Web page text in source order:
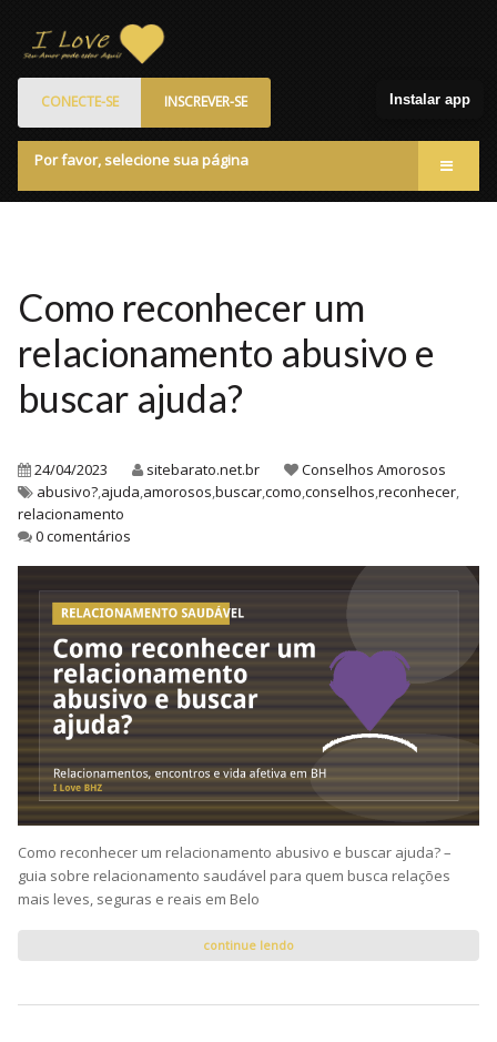
CONECTE-SE INSCREVER-SE
Por favor, selecione sua página
Programa de Patrocinados
Marketplace
Blog
Como reconhecer um
relacionamento abusivo e
buscar ajuda?
24/04/2023 sitebarato.net.br
Conselhos Amorosos
abusivo?,ajuda,amorosos,buscar,como,conselhos,reconhecer,
relacionamento
0 comentários
Como reconhecer um relacionamento abusivo e buscar ajuda? –
guia sobre relacionamento saudável para quem busca relações
mais leves, seguras e reais em Belo
continue lendo
Instalar app